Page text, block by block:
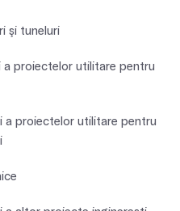
şi tuneluri
proiectelor utilitare pentru
proiectelor utilitare pentru